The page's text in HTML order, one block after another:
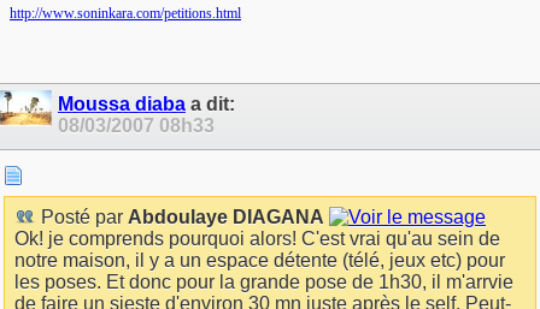
http://www.soninkara.com/petitions.html
Moussa diaba a dit:
08/03/2007 08h33
Posté par Abdoulaye DIAGANA
Ok! je comprends pourquoi alors! C'est vrai qu'au sein de
notre maison, il y a un espace détente (télé, jeux etc) pour
les poses. Et donc pour la grande pose de 1h30, il m'arrvie
de faire un sieste d'environ 30 mn juste après le self. Peut-